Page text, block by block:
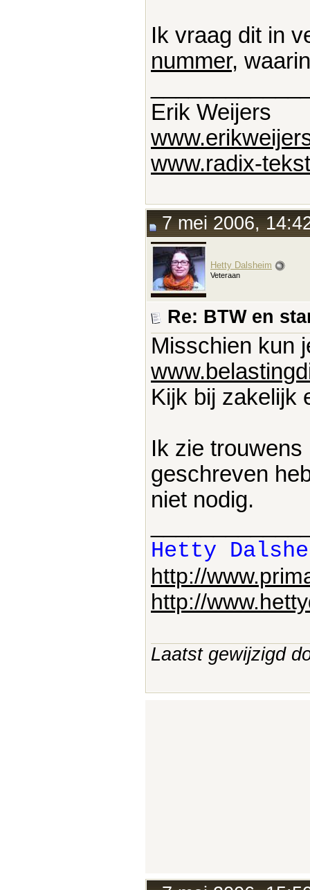
Ik vraag dit in
nummer,
Erik Weijers
www.radix-
7 mei 2006,
Hetty Dalsheim
Veteraan
Re: BTW en
Misschien kun
Kijk bij zakelijk
Ik zie
geschreven
niet nodig.
Hetty
http://
http://
Laatst gewijzigd